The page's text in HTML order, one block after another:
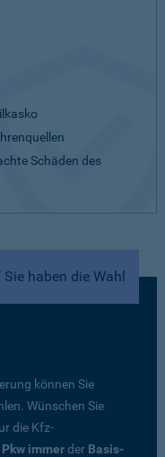
Schäden des
Sie haben die Wahl
können Sie
Wünschen Sie
die Kfz-
Pkw immerder Basis-